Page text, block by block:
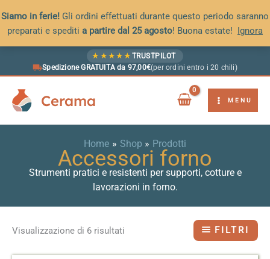
Siamo in ferie! Gli ordini effettuati durante questo periodo saranno
preparati e spediti a partire dal 25 agosto! Buona estate! Ignora
★ ★ ★ ★ ★ TRUSTPILOT
Spedizione GRATUITA da 97,00€(per ordini entro i 20 chili)
Cerama MENU
Home Shop Prodotti
Accessori forno
Strumenti pratici e resistenti per supporti, cotture e
lavorazioni in forno.
Visualizzazione di 6 risultati FILTRI